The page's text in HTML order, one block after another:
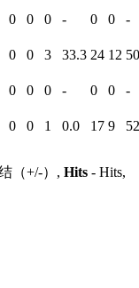
0 0 0 - 0 0 -
0 0 3 33.3 24 12
0 0 0 - 0 0 -
0 0 1 0.0 17 9
（+/-）, Hits - Hits,